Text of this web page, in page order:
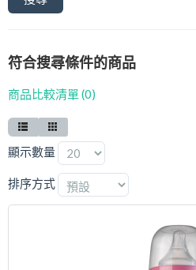
符合搜尋條件的商品
商品比較清單 (0)
顯示數量
排序方式